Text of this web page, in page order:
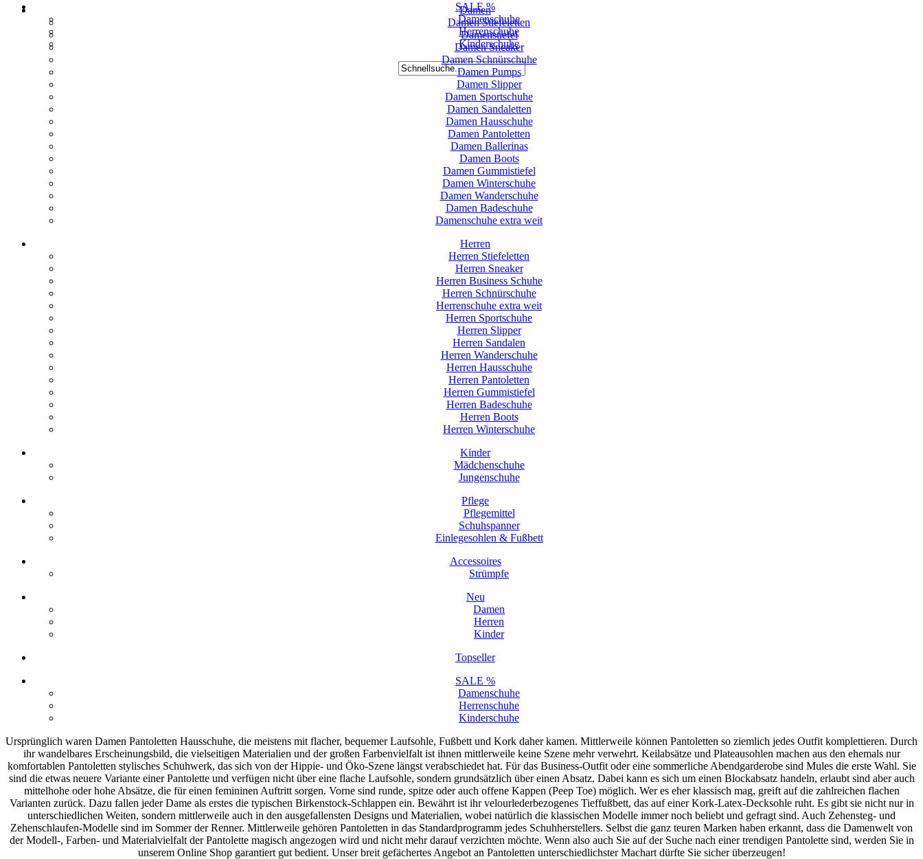
SALE %
Damenschuhe
Herrenschuhe
Kinderschuhe
Damen
Damen Stiefeletten
Damenstiefel
Damen Sneaker
Damen Schnürschuhe
Damen Pumps
Damen Slipper
Damen Sportschuhe
Damen Sandaletten
Damen Hausschuhe
Damen Pantoletten
Damen Ballerinas
Damen Boots
Damen Gummistiefel
Damen Winterschuhe
Damen Wanderschuhe
Damen Badeschuhe
Damenschuhe extra weit
Herren
Herren Stiefeletten
Herren Sneaker
Herren Business Schuhe
Herren Schnürschuhe
Herrenschuhe extra weit
Herren Sportschuhe
Herren Slipper
Herren Sandalen
Herren Wanderschuhe
Herren Hausschuhe
Herren Pantoletten
Herren Gummistiefel
Herren Badeschuhe
Herren Boots
Herren Winterschuhe
Kinder
Mädchenschuhe
Jungenschuhe
Pflege
Pflegemittel
Schuhspanner
Einlegesohlen & Fußbett
Accessoires
Strümpfe
Neu
Damen
Herren
Kinder
Topseller
SALE %
Damenschuhe
Herrenschuhe
Kinderschuhe
Ursprünglich waren Damen Pantoletten Hausschuhe, die meistens mit flacher, bequemer Laufsohle, Fußbett und Kork daher kamen. Mittlerweile können Pantoletten so ziemlich jedes Outfit komplettieren. Durch
ihr wandelbares Erscheinungsbild, die vielseitigen Materialien und der großen Farbenvielfalt ist ihnen mittlerweile keine Szene mehr verwehrt. Keilabsätze und Plateausohlen machen aus den ehemals nur
komfortablen Pantoletten stylisches Schuhwerk, das sich von der Hippie- und Öko-Szene längst verabschiedet hat. Für das Business-Outfit oder eine sommerliche Abendgarderobe sind Mules die erste Wahl. Sie
sind die etwas neuere Variante einer Pantolette und verfügen nicht über eine flache Laufsohle, sondern grundsätzlich über einen Absatz. Dabei kann es sich um einen Blockabsatz handeln, erlaubt sind aber auch
mittelhohe oder hohe Absätze, die für einen femininen Auftritt sorgen. Vorne sind runde, spitze oder auch offene Kappen (Peep Toe) möglich. Wer es eher klassisch mag, greift auf die zahlreichen flachen
Varianten zurück. Dazu fallen jeder Dame als erstes die typischen Birkenstock-Schlappen ein. Bewährt ist ihr velourlederbezogenes Tieffußbett, das auf einer Kork-Latex-Decksohle ruht. Es gibt sie nicht nur in
unterschiedlichen Weiten, sondern mittlerweile auch in den ausgefallensten Designs und Materialien, wobei natürlich die klassischen Modelle immer noch beliebt und gefragt sind. Auch Zehensteg- und
Zehenschlaufen-Modelle sind im Sommer der Renner. Mittlerweile gehören Pantoletten in das Standardprogramm jedes Schuhherstellers. Selbst die ganz teuren Marken haben erkannt, dass die Damenwelt von
der Modell-, Farben- und Materialvielfalt der Pantolette magisch angezogen wird und nicht mehr darauf verzichten möchte. Wenn also auch Sie auf der Suche nach einer trendigen Pantolette sind, werden Sie in
unserem Online Shop garantiert gut bedient. Unser breit gefächertes Angebot an Pantoletten unterschiedlichster Machart dürfte Sie sicher überzeugen!